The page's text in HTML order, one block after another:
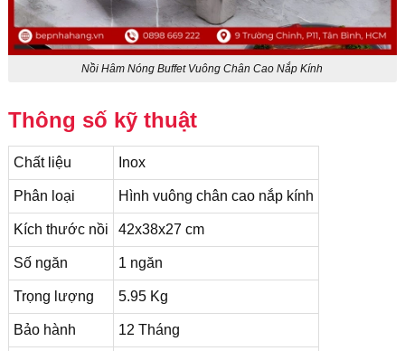
Nồi Hâm Nóng Buffet Vuông Chân Cao Nắp Kính
Thông số kỹ thuật
Chất liệu Inox
Phân loại Hình vuông chân cao nắp kính
Kích thước nồi 42x38x27 cm
Số ngăn 1 ngăn
Trọng lượng 5.95 Kg
Bảo hành 12 Tháng